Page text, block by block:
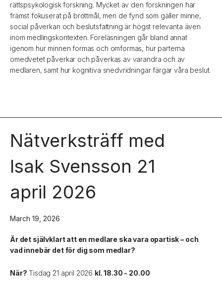
rättspsykologisk forskning. Mycket av den forskningen har
främst fokuserat på brottmål, men de fynd som gäller minne,
social påverkan och beslutsfattning är högst relevanta även
inom medlingskontexten. Föreläsningen går bland annat
igenom hur minnen formas och omformas, hur parterna
omedvetet påverkar och påverkas av varandra och av
medlaren, samt hur kognitiva snedvridningar färgar våra beslut.
Nätverksträff med
Isak Svensson 21
april 2026
March 19, 2026
Är det självklart att en medlare ska vara opartisk – och
vad innebär det för dig som medlar?
När? Tisdag 21 april 2026 kl. 18.30 - 20.00